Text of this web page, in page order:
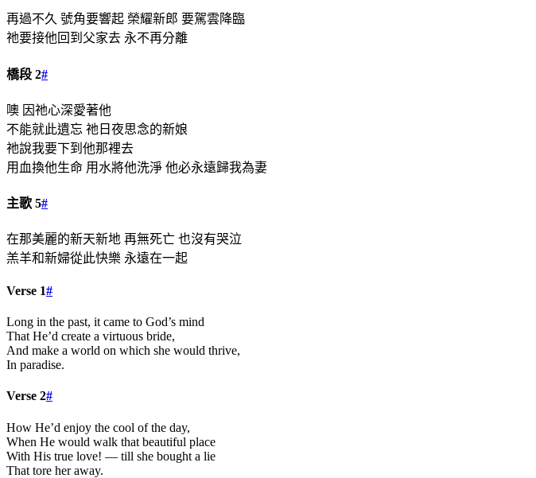
再過不久 號角要響起 榮耀新郎 要駕雲降臨
祂要接他回到父家去 永不再分離
橋段 2#
噢 因祂心深愛著他
不能就此遺忘 祂日夜思念的新娘
祂說我要下到他那裡去
用血換他生命 用水將他洗淨 他必永遠歸我為妻
主歌 5#
在那美麗的新天新地 再無死亡 也沒有哭泣
羔羊和新婦從此快樂 永遠在一起
Verse 1#
Long in the past, it came to God’s mind
That He’d create a virtuous bride,
And make a world on which she would thrive,
In paradise.
Verse 2#
How He’d enjoy the cool of the day,
When He would walk that beautiful place
With His true love! — till she bought a lie
That tore her away.